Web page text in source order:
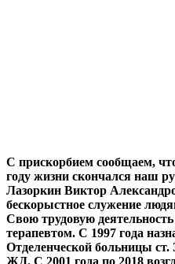
С прискорбием сообщаем,
году жизни скончался наш
Лазоркин Виктор
бескорыстное служение
Свою трудовую
терапевтом. С 1997 года
Отделенческой больницы
ЖД. С 2001 года по 2018